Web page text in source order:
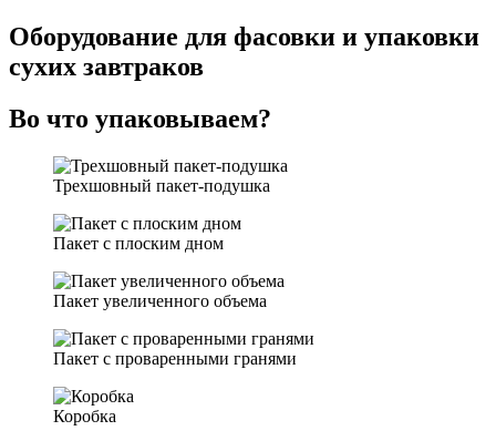
Оборудование для фасовки и упаковки
сухих завтраков
Во что упаковываем?
Трехшовный пакет-подушка
Пакет с плоским дном
Пакет увеличенного объема
Пакет с проваренными гранями
Коробка